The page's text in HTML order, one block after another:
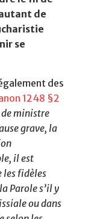
de
se
des
1248 §2
ministre
grave, la
il est
les fidèles
Parole s’il y
ou dans